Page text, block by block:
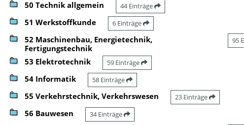
50 Technik allgemein 44 Einträge
51 Werkstoffkunde 6 Einträge
52 Maschinenbau, Energietechnik,
Fertigungstechnik
95
53 Elektrotechnik 59 Einträge
54 Informatik 58 Einträge
55 Verkehrstechnik, Verkehrswesen 23 Einträge
56 Bauwesen 34 Einträge